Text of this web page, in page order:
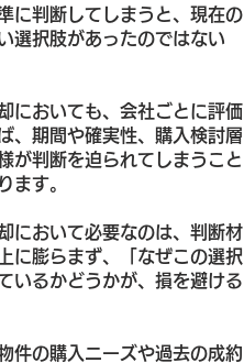
に判断してしまうと、現在の
選択肢があったのではない
においても、会社ごとに評価
、期間や確実性、購入検討層
が判断を迫られてしまうこと
ます。
において必要なのは、判断材
に膨らまず、「なぜこの選択
いるかどうかが、損を避ける
件の購入ニーズや過去の成約